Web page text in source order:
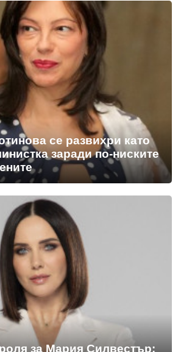
се развихри като
заради по-ниските
за Мария Силвестър: